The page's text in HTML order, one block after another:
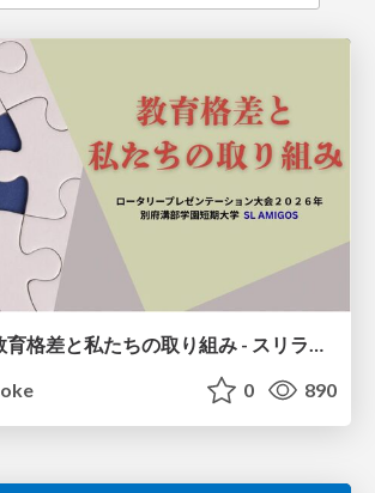
SL AMIGOS 教育格差と私たちの取り組み - スリランカの支援学校への支援プロジェクト：リシンドゥ リオ 氏 （別府溝部学園短期大学 ビジネス観光コース 留学生):2720 Japan O.K. ロータリーEクラブ2026年4月6日卓話
0 890